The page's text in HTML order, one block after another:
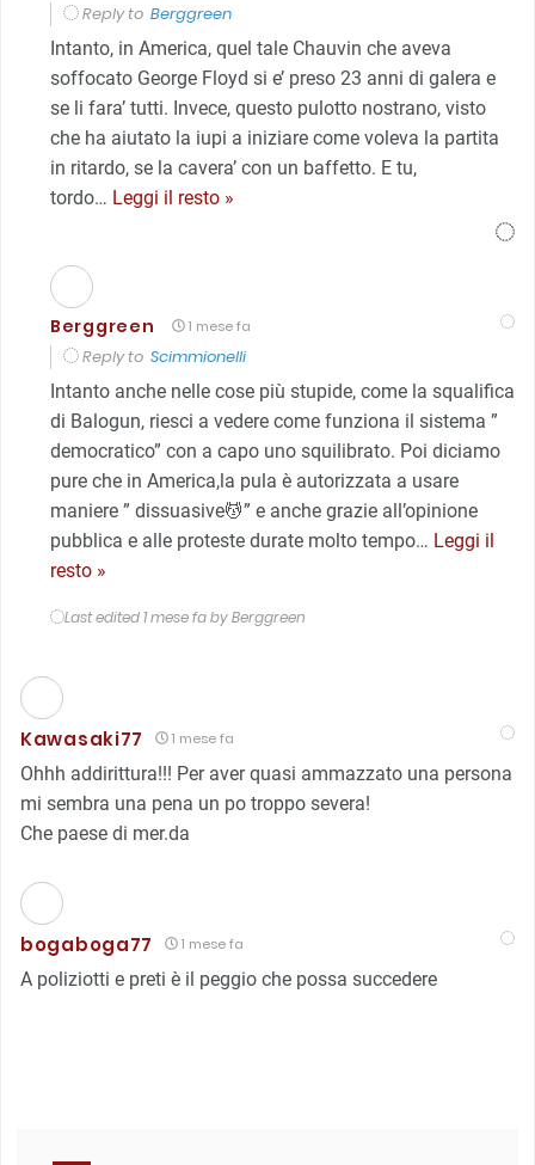
Reply to Berggreen
Intanto, in America, quel tale Chauvin che aveva
soffocato George Floyd si e’ preso 23 anni di galera e
se li fara’ tutti. Invece, questo pulotto nostrano, visto
che ha aiutato la iupi a iniziare come voleva la partita
in ritardo, se la cavera’ con un baffetto. E tu,
tordo… Leggi il resto »
Berggreen 1 mese fa
Reply to Scimmionelli
Intanto anche nelle cose più stupide, come la squalifica
di Balogun, riesci a vedere come funziona il sistema ”
democratico” con a capo uno squilibrato. Poi diciamo
pure che in America,la pula è autorizzata a usare
maniere ” dissuasive💆” e anche grazie all’opinione
pubblica e alle proteste durate molto tempo… Leggi il
resto »
Last edited 1 mese fa by Berggreen
Kawasaki77 1 mese fa
Ohhh addirittura!!! Per aver quasi ammazzato una persona
mi sembra una pena un po troppo severa!
Che paese di mer.da
bogaboga77 1 mese fa
A poliziotti e preti è il peggio che possa succedere